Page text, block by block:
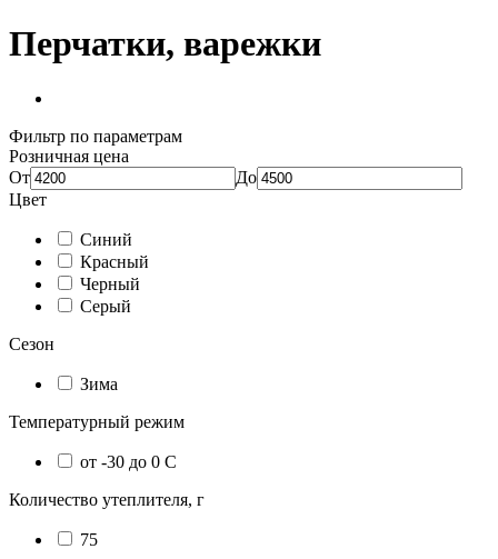
Перчатки, варежки
Фильтр по параметрам
Розничная цена
От
До
Цвет
Синий
Красный
Черный
Серый
Сезон
Зима
Температурный режим
от -30 до 0 С
Количество утеплителя, г
75